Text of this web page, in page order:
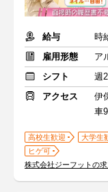
給与
時
雇用形態
ア
シフト
週
アクセス
伊
車
高校生歓迎 大学生
ヒゲ可
株式会社ジーフットの